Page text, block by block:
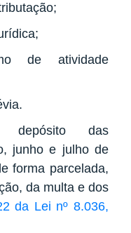
de atividade
das
junho e julho de
forma parcelada,
da multa e dos
da Lei nº 8.036,